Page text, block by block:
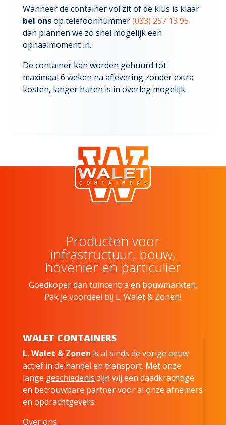
Wanneer de container vol zit of de klus is klaar
bel onsop telefoonnummer(033) 257 13 95
dan plannen we zo snel mogelijk een
ophaalmoment in.
De container kan worden gehuurd tot
maximaal 6 weken na aflevering zonder extra
kosten, langer huren is in overleg mogelijk.
Producten voor
infrastructuur, bouw,
hovenier en particulier
Goedkoper dan tuincentra en bouwmarkten.
Pak je voordeel bij L. Walet & Zonen!
WALET CONTAINERS
L. Walet & Zonen is al sinds de vorige eeuw
actief in de handel en transport. Met onze
lange geschiedenis zijn wij een daadkrachtige
en betrouwbare partner voor al onze afnemers
en opdrachtgevers.
Over ons